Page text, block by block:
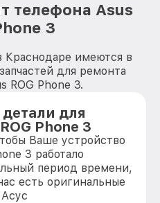
телефона Asus
3
имеются в
для ремонта
ROG Phone 3.
для
Phone 3
Ваше устройство
3 работало
период времени,
есть оригинальные